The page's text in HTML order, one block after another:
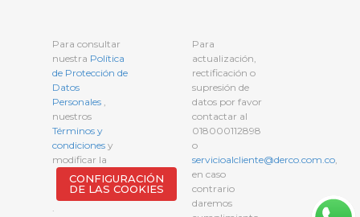
Para consultar
nuestra Política
de Protección de
Datos
Personales ,
nuestros
Términos y
condiciones y
modificar la
CONFIGURACIÓN
DE LAS COOKIES
.
Para
actualización,
rectificación o
supresión de
datos por favor
contactar al
018000112898
o
servicioalcliente@derco.com.co,
en caso
contrario
daremos